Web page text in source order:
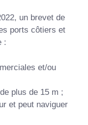
un brevet de
ports côtiers et
:
et/ou
plus de 15 m ;
et peut naviguer